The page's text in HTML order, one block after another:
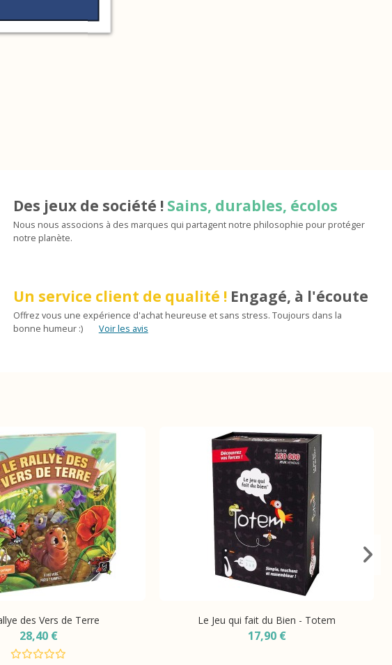
Des jeux de société ! Sains, durables, écolos
Nous nous associons à des marques qui partagent notre philosophie pour protéger
notre planète.
Un service client de qualité ! Engagé, à l'écoute
Offrez vous une expérience d'achat heureuse et sans stress. Toujours dans la
bonne humeur :)
Voir les avis
des Vers de Terre
28,40 €
Le Jeu qui fait du Bien - Totem
17,90 €